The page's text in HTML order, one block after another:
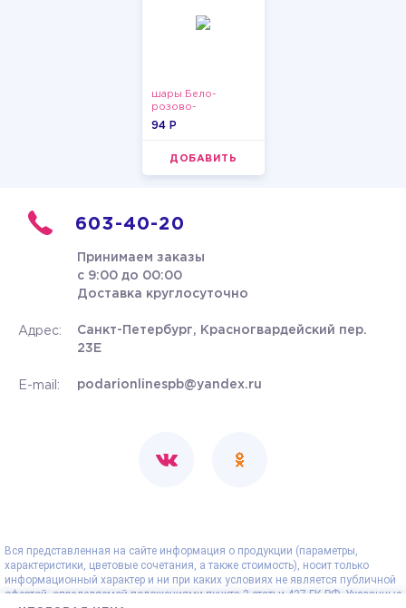
шары Бело-
розово-
фиолетово-
94 P
ДОБАВИТЬ
603-40-20
Принимаем заказы
с 9:00 до 00:00
Доставка круглосуточно
Адрес:
Санкт-Петербург, Красногвардейский пер.
23Е
E-mail: podarionlinespb@yandex.ru
Вся представленная на сайте информация о продукции (параметры,
характеристики, цветовые сочетания, а также стоимость), носит только
информационный характер и ни при каких условиях не является публичной
офертой, определяемой положениями пункта 2 статьи 437 ГК РФ. Указанные